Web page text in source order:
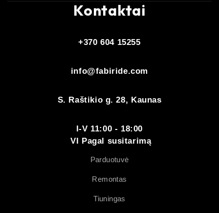
Kontaktai
+370 604 15255
info@fabiride.com
S. Raštikio g. 28, Kaunas
I-V 11:00 - 18:00
VI Pagal susitarimą
Parduotuvė
Remontas
Tiuningas